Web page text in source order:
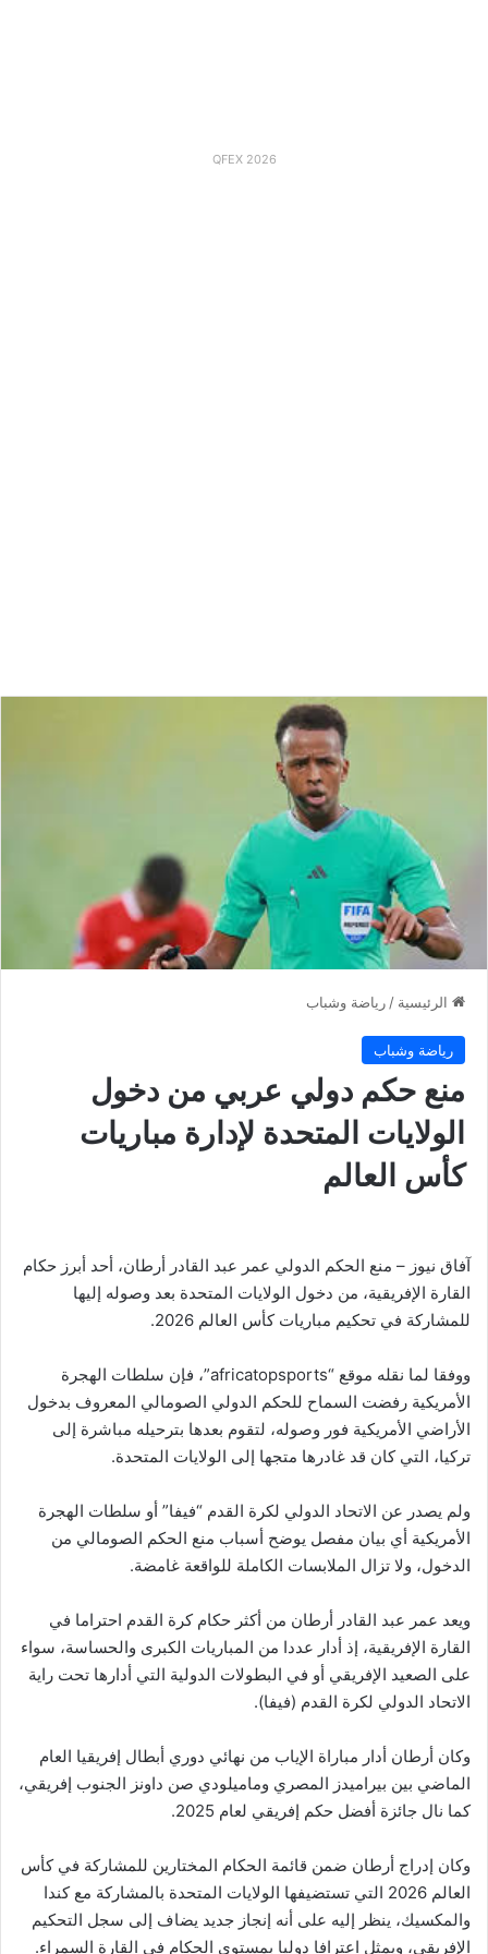
QFEX 2026
الرئيسية / رياضة وشباب
رياضة وشباب
منع حكم دولي عربي من دخول
الولايات المتحدة لإدارة مباريات
كأس العالم
آفاق نيوز – منع الحكم الدولي عمر عبد القادر أرطان، أحد أبرز حكام
القارة الإفريقية، من دخول الولايات المتحدة بعد وصوله إليها
للمشاركة في تحكيم مباريات كأس العالم 2026.
ووفقا لما نقله موقع “africatopsports”، فإن سلطات الهجرة
الأمريكية رفضت السماح للحكم الدولي الصومالي المعروف بدخول
الأراضي الأمريكية فور وصوله، لتقوم بعدها بترحيله مباشرة إلى
تركيا، التي كان قد غادرها متجها إلى الولايات المتحدة.
ولم يصدر عن الاتحاد الدولي لكرة القدم “فيفا” أو سلطات الهجرة
الأمريكية أي بيان مفصل يوضح أسباب منع الحكم الصومالي من
الدخول، ولا تزال الملابسات الكاملة للواقعة غامضة.
ويعد عمر عبد القادر أرطان من أكثر حكام كرة القدم احتراما في
القارة الإفريقية، إذ أدار عددا من المباريات الكبرى والحساسة، سواء
على الصعيد الإفريقي أو في البطولات الدولية التي أدارها تحت راية
الاتحاد الدولي لكرة القدم (فيفا).
وكان أرطان أدار مباراة الإياب من نهائي دوري أبطال إفريقيا العام
الماضي بين بيراميدز المصري وماميلودي صن داونز الجنوب إفريقي،
كما نال جائزة أفضل حكم إفريقي لعام 2025.
وكان إدراج أرطان ضمن قائمة الحكام المختارين للمشاركة في كأس
العالم 2026 التي تستضيفها الولايات المتحدة بالمشاركة مع كندا
والمكسيك، ينظر إليه على أنه إنجاز جديد يضاف إلى سجل التحكيم
الإفريقي، ويمثل اعترافا دوليا بمستوى الحكام في القارة السمراء.